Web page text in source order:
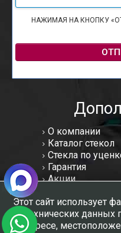
НАЖИМАЯ НА КНОПКУ
О компании
Каталог стекол
Стекла по
Гарантия
Акции
Отзывы
Вакансии
Контакты
Этот сайт использует
технических данных
адресе,